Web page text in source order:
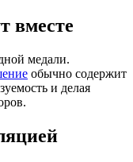
вместе
медали.
обычно содержит
и делая